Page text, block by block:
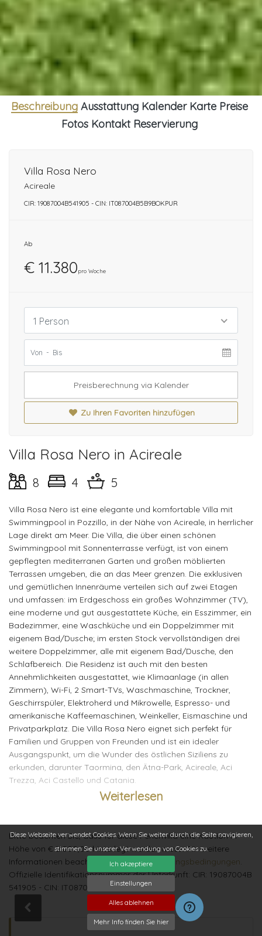
Diese Webseite verwendet Cookies. Wenn Sie weiter durch die Seite navigieren,
stimmen Sie unserer Verwendung von Cookies zu.
Ich akzeptiere
Einstellungen
Alles ablehnen
Mehr Info finden Sie hier
Beschreibung Ausstattung Kalender Karte Preise
Fotos Kontakt Reservierung
Villa Rosa Nero in Acireale
8 4 5
Villa Rosa Nero ist eine elegante und komfortable Villa mit
Swimmingpool in Pozzillo, in der Nähe von Acireale, in herrlicher
Lage direkt am Meer. Die Villa, die über einen schönen
Swimmingpool mit Sonnenterrasse verfügt, ist von einem
gepflegten mediterranen Garten und großen möblierten
Terrassen umgeben, die an das Meer grenzen. Die exklusiven
und gemütlichen Innenräume verteilen sich auf zwei Etagen
und umfassen: im Erdgeschoss ein großes Wohnzimmer (TV),
eine moderne und gut ausgestattete Küche, ein Esszimmer, ein
Badezimmer, eine Waschküche und ein Doppelzimmer mit
eigenem Bad/Dusche; im ersten Stock vervollständigen drei
weitere Doppelzimmer, alle mit eigenem Bad/Dusche, den
Schlafbereich. Die Residenz ist auch mit den besten
Annehmlichkeiten ausgestattet, wie Klimaanlage (in allen
Zimmern), Wi-Fi, 2 Smart-TVs, Waschmaschine, Trockner,
Geschirrspüler, Elektroherd und Mikrowelle, Espresso- und
amerikanische Kaffeemaschinen, Weinkeller, Eismaschine und
Privatparkplatz. Die Villa Rosa Nero eignet sich perfekt für
Familien und Gruppen von Freunden und ist ein idealer
Ausgangspunkt, um die Wunder des östlichen Siziliens zu
erkunden, darunter Taormina, den Ätna-Park, Acireale, Aci
Trezza, Aci Castello und Catania.
Betrieb.
Interieur:
Erdgeschoss: Wohnzimmer, Esszimmer, Küche, 1 Badezimmer
(Toilette und Waschbecken), Waschküche, 1
Doppelschlafzimmer mit Dusche en-suite. Erster Stock: 3
Doppelschlafzimmer mit Dusche en-suite.
Weiterlesen
Bitte beachten Sie, dass für diese Ferienvilla eine Kaution in
Höhe von € 2.000,00 hinterlegt werden muss. Für weitere
Informationen beachten Sie bitte dieBuchungsbedingungen
Offizielle Identifikationsnummer der Unterkunft: CIR: 19087004B
541905 - CIN: IT087004B5B9BOKPUR
Villa Rosa Nero
Acireale
CIR: 19087004B541905 - CIN: IT087004B5B9BOKPUR
Ab
€ 11.380pro Woche
1 Person
Preisberechnung via Kalender
Zu Ihren Favoriten hinzufügen